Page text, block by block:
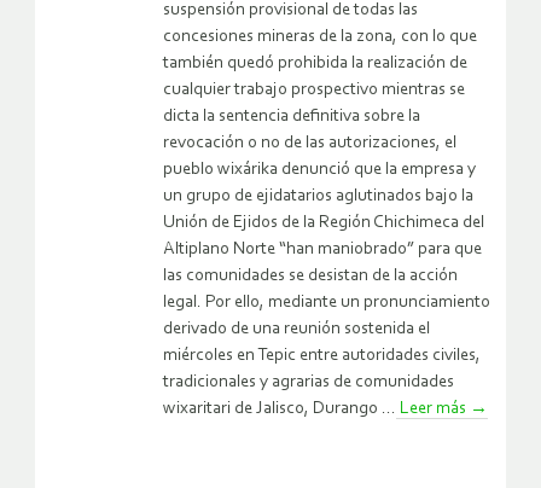
suspensión provisional de todas las
concesiones mineras de la zona, con lo que
también quedó prohibida la realización de
cualquier trabajo prospectivo mientras se
dicta la sentencia definitiva sobre la
revocación o no de las autorizaciones, el
pueblo wixárika denunció que la empresa y
un grupo de ejidatarios aglutinados bajo la
Unión de Ejidos de la Región Chichimeca del
Altiplano Norte “han maniobrado” para que
las comunidades se desistan de la acción
legal. Por ello, mediante un pronunciamiento
derivado de una reunión sostenida el
miércoles en Tepic entre autoridades civiles,
tradicionales y agrarias de comunidades
wixaritari de Jalisco, Durango ... Leer más →